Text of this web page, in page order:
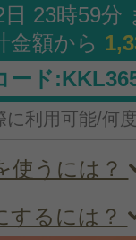
日 23時59分
金額から
ード
利用可能/何
使うには？
するには？